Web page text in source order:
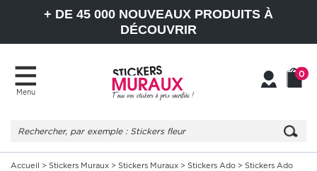
+ DE 45 000 NOUVEAUX PRODUITS À
DÉCOUVRIR
Menu
0
Accueil > Stickers Muraux > Stickers Muraux > Stickers Ado > Stickers Ado